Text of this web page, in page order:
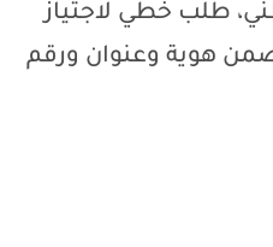
طلب خطي لاجتياز
هوية وعنوان ورقم